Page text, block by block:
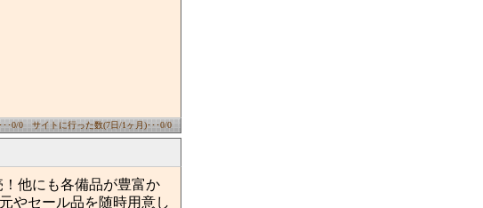
･･0/0 サイトに行った数(7日/1ヶ月)･･･0/0
！他にも各備品が豊富か
やセール品を随時用意し